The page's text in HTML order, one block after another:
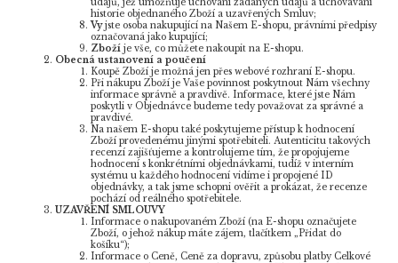
údajů, jež umožňuje uchování zadaných údajů a uchovávání
historie objednaného Zboží a uzavřených Smluv;
Vyjste osoba nakupující na Našem E-shopu, právními předpisy
označovaná jako kupující;
Zbožíje vše, co můžete nakoupit na E-shopu.
Obecná ustanovení a poučení
Koupě Zboží je možná jen přes webové rozhraní E-shopu.
Při nákupu Zboží je Vaše povinnost poskytnout Nám všechny
informace správně a pravdivě. Informace, které jste Nám
poskytli v Objednávce budeme tedy považovat za správné a
pravdivé.
Na našem E-shopu také poskytujeme přístup k hodnocení
Zboží provedenému jinými spotřebiteli. Autenticitu takových
recenzí zajišťujeme a kontrolujeme tím, že propojujeme
hodnocení s konkrétními objednávkami, tudíž v interním
systému u každého hodnocení vidíme i propojené ID
objednávky, a tak jsme schopni ověřit a prokázat, že recenze
pochází od reálného spotřebitele.
UZAVŘENÍ SMLOUVY
Informace o nakupovaném Zboží (na E-shopu označujete
Zboží, o jehož nákup máte zájem, tlačítkem „Přidat do
košíku“);
Informace o Ceně, Ceně za dopravu, způsobu platby Celkové